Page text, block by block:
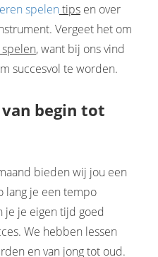
spelen tips en over
Vergeet het om
, want bij ons vind
succesvol te worden.
begin tot
bieden wij jou een
lang je een tempo
je je eigen tijd goed
We hebben lessen
en van jong tot oud.